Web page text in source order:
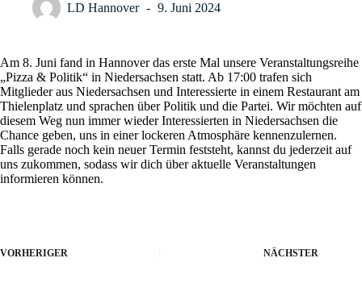
LD Hannover 9. Juni 2024
Am 8. Juni fand in Hannover das erste Mal unsere Veranstaltungsreihe
„Pizza & Politik“ in Niedersachsen statt. Ab 17:00 trafen sich
Mitglieder aus Niedersachsen und Interessierte in einem Restaurant am
Thielenplatz und sprachen über Politik und die Partei. Wir möchten auf
diesem Weg nun immer wieder Interessierten in Niedersachsen die
Chance geben, uns in einer lockeren Atmosphäre kennenzulernen.
Falls gerade noch kein neuer Termin feststeht, kannst du jederzeit auf
uns zukommen, sodass wir dich über aktuelle Veranstaltungen
informieren können.
VORHERIGER NÄCHSTER